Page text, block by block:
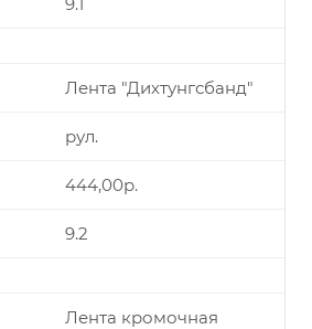
Лента "Дихтунгсбанд"
рул.
444,00р.
9.2
Лента кромочная